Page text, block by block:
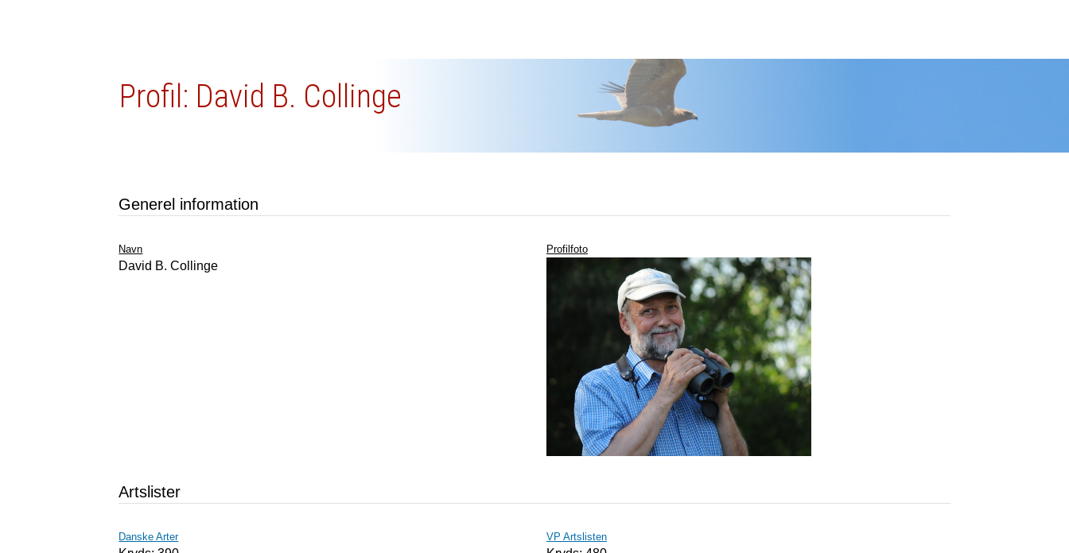
Profil: David B. Collinge
Generel information
Navn
David B. Collinge
Profilfoto
Artslister
Danske Arter VP Artslisten